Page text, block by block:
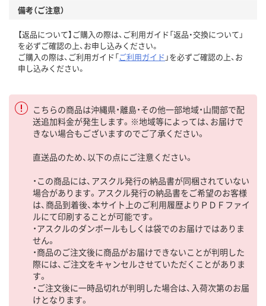
備考（ご注意）
【返品について】ご購入の際は、ご利用ガイド「返品・交換について」
を必ずご確認の上、お申し込みください。
ご購入の際は、ご利用ガイド「ご利用ガイド 」を必ずご確認の上、お
申し込みください。
こちらの商品は沖縄県・離島・その他一部地域・山間部で配
送追加料金が発生します。※地域等によっては、お届けで
きない場合もございますのでご了承ください。
直送品のため、以下の点にご注意ください。
・この商品には、アスクル発行の納品書が同梱されていない
場合があります。アスクル発行の納品書をご希望のお客様
は、商品到着後、本サイト上のご利用履歴よりＰＤＦファイ
ルにて印刷することが可能です。
・アスクルのダンボールもしくは袋でのお届けではありま
せん。
・商品のご注文後に商品がお届けできないことが判明した
際には、ご注文をキャンセルさせていただくことがありま
す。
・ご注文後に一時品切れが判明した場合は、入荷次第のお届
けとなります。